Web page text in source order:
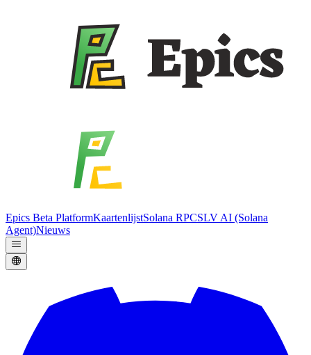
Epics Beta PlatformKaartenlijstSolana RPCSLV AI (Solana
Agent)Nieuws